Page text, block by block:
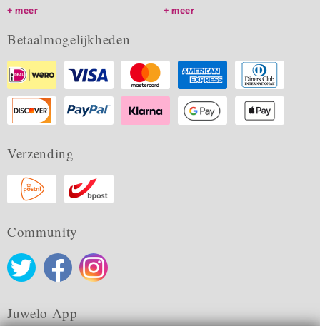
meer
meer
Betaalmogelijkheden
Verzending
Community
Juwelo App